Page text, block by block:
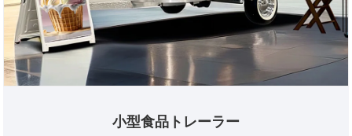
小型食品トレーラー